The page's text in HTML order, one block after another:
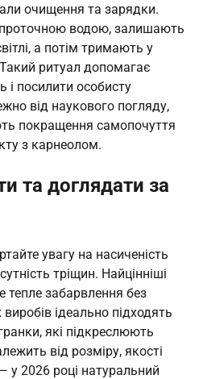
очищення та зарядки.
водою, залишають
а потім тримають у
ритуал допомагає
і посилити особисту
від наукового погляду,
покращення самопочуття
з карнеолом.
та доглядати за
увагу на насиченість
тріщин. Найцінніші
тепле забарвлення без
ідеально підходять
які підкреслюють
від розміру, якості
у 2026 році натуральний